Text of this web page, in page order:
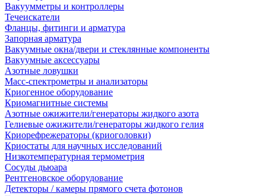
Вакуумметры и контроллеры
Течеискатели
Фланцы, фитинги и арматура
Запорная арматура
Вакуумные окна/двери и стеклянные компоненты
Вакуумные аксессуары
Азотные ловушки
Масс-спектрометры и анализаторы
Криогенное оборудование
Криомагнитные системы
Азотные ожижители/генераторы жидкого азота
Гелиевые ожижители/генераторы жидкого гелия
Криорефрежераторы (криоголовки)
Криостаты для научных исследований
Низкотемпературная термометрия
Сосуды дьюара
Рентгеновское оборудование
Детекторы / камеры прямого счета фотонов